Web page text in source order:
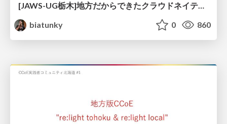
[JAWS-UG栃木]地方だからできたクラウドネイティブ事例大公開！ / jawsug_tochigi_tachibana
biatunky
0 860